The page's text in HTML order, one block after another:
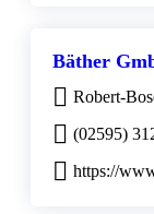
Bäther
Robert-
(02595)
https://